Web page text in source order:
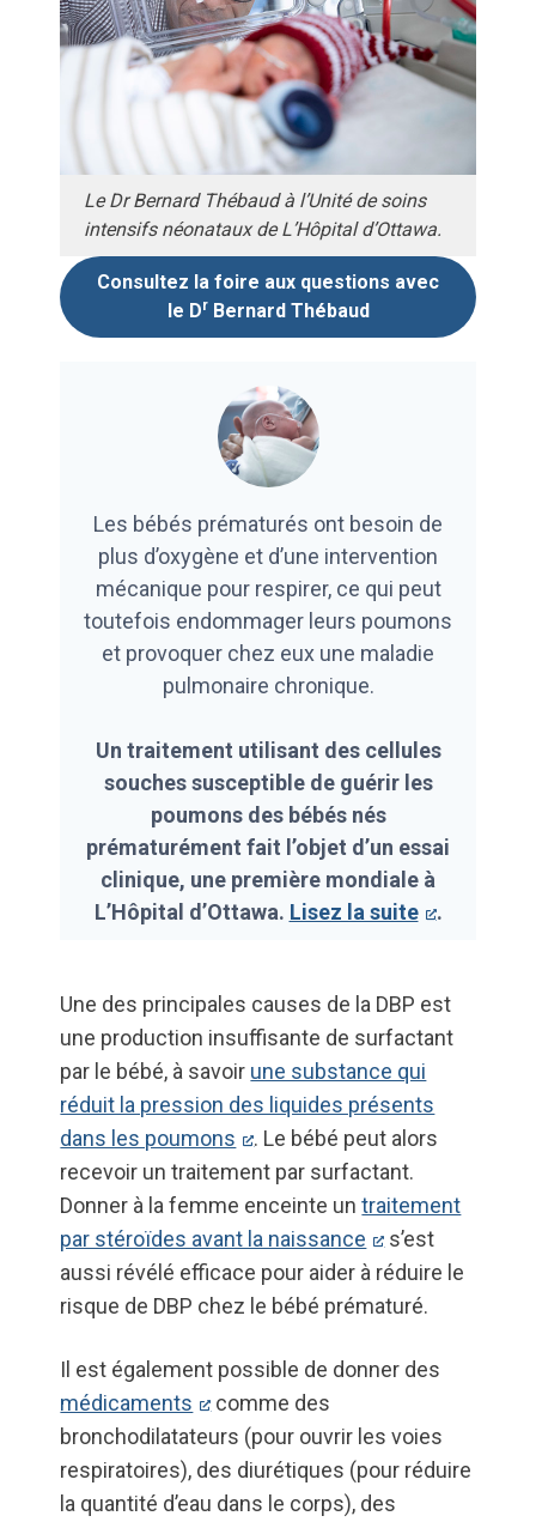
Le Dr Bernard Thébaud à l’Unité de soins
intensifs néonataux de L’Hôpital d’Ottawa.
Consultez la foire aux questions avec
le DrBernard Thébaud
Les bébés prématurés ont besoin de
plus d’oxygène et d’une intervention
mécanique pour respirer, ce qui peut
toutefois endommager leurs poumons
et provoquer chez eux une maladie
pulmonaire chronique.
Un traitement utilisant des cellules
souches susceptible de guérir les
poumons des bébés nés
prématurément fait l’objet d’un essai
clinique, une première mondiale à
L’Hôpital d’Ottawa. Lisez la suite .
Une des principales causes de la DBP est
une production insuffisante de surfactant
par le bébé, à savoir une substance qui
réduit la pression des liquides présents
dans les poumons
. Le bébé peut alors
recevoir un traitement par surfactant.
Donner à la femme enceinte untraitement
par stéroïdes avant la naissance
s’est
aussi révélé efficace pour aider à réduire le
risque de DBP chez le bébé prématuré.
Il est également possible de donner des
médicaments
comme des
bronchodilatateurs (pour ouvrir les voies
respiratoires), des diurétiques (pour réduire
la quantité d’eau dans le corps), des